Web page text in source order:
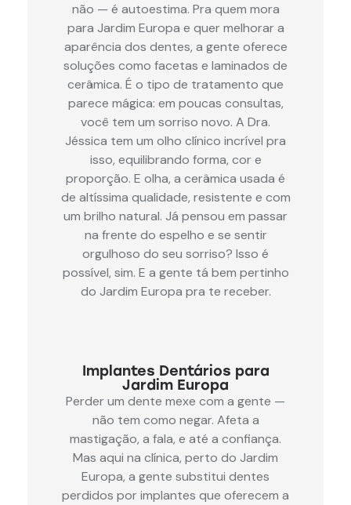
não — é autoestima. Pra quem mora
para Jardim Europa e quer melhorar a
aparência dos dentes, a gente oferece
soluções como facetas e laminados de
cerâmica. É o tipo de tratamento que
parece mágica: em poucas consultas,
você tem um sorriso novo. A Dra.
Jéssica tem um olho clínico incrível pra
isso, equilibrando forma, cor e
proporção. E olha, a cerâmica usada é
de altíssima qualidade, resistente e com
um brilho natural. Já pensou em passar
na frente do espelho e se sentir
orgulhoso do seu sorriso? Isso é
possível, sim. E a gente tá bem pertinho
do Jardim Europa pra te receber.
Implantes Dentários para
Jardim Europa
Perder um dente mexe com a gente —
não tem como negar. Afeta a
mastigação, a fala, e até a confiança.
Mas aqui na clínica, perto do Jardim
Europa, a gente substitui dentes
perdidos por implantes que oferecem a